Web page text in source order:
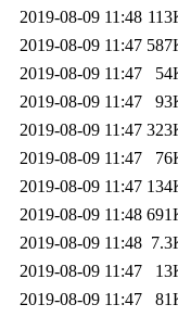
2019-08-09 11:48
2019-08-09 11:47
2019-08-09 11:47
2019-08-09 11:47
2019-08-09 11:47
2019-08-09 11:47
2019-08-09 11:47
2019-08-09 11:48
2019-08-09 11:48
2019-08-09 11:47
2019-08-09 11:47